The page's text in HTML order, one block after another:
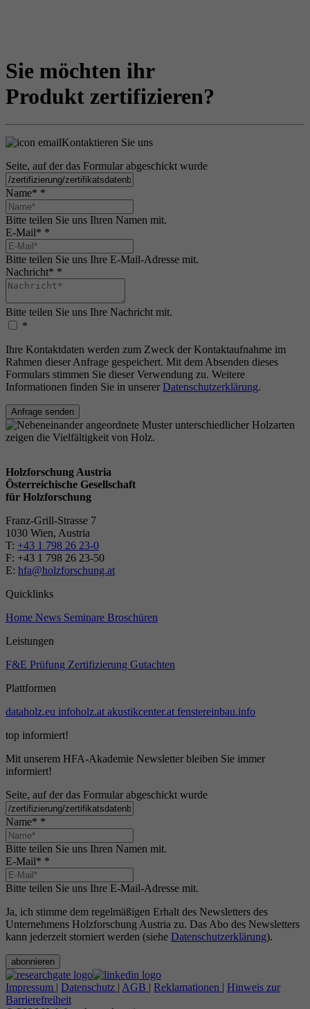
Sie möchten ihr
Produkt zertifizieren?
Kontaktieren Sie uns
Seite, auf der das Formular abgeschickt wurde
Name* *
Bitte teilen Sie uns Ihren Namen mit.
E-Mail* *
Bitte teilen Sie uns Ihre E-Mail-Adresse mit.
Nachricht* *
Bitte teilen Sie uns Ihre Nachricht mit.
*
Ihre Kontaktdaten werden zum Zweck der Kontaktaufnahme im
Rahmen dieser Anfrage gespeichert. Mit dem Absenden dieses
Formulars stimmen Sie dieser Verwendung zu. Weitere
Informationen finden Sie in unserer Datenschutzerklärung.
Anfrage senden
Holzforschung Austria
Österreichische Gesellschaft
für Holzforschung
Franz-Grill-Strasse 7
1030 Wien, Austria
T: +43 1 798 26 23-0
​​F: +43 1 798 26 23-50
E: hfa@holzforschung.at
Quicklinks
Home News Seminare Broschüren
Leistungen
F&E Prüfung Zertifizierung Gutachten
Plattformen
dataholz.eu infoholz.at akustikcenter.at fenstereinbau.info
top informiert!
Mit unserem HFA-Akademie Newsletter bleiben Sie immer
informiert!
Seite, auf der das Formular abgeschickt wurde
Name* *
Bitte teilen Sie uns Ihren Namen mit.
E-Mail* *
Bitte teilen Sie uns Ihre E-Mail-Adresse mit.
Ja, ich stimme dem regelmäßigen Erhalt des Newsletters des
Unternehmens Holzforschung Austria zu. Das Abo des Newsletters
kann jederzeit storniert werden (siehe Datenschutzerklärung).
abonnieren
Impressum | Datenschutz | AGB | Reklamationen | Hinweis zur
Barrierefreiheit